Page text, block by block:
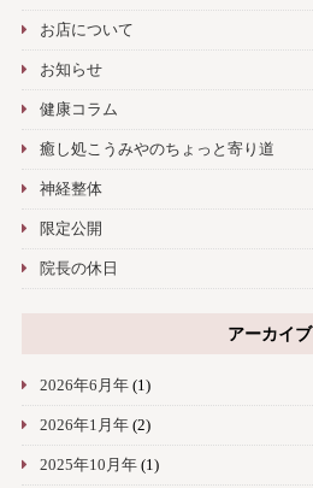
お店について
お知らせ
健康コラム
癒し処こうみやのちょっと寄り道
神経整体
限定公開
院長の休日
アーカイブ
2026年6月年(1)
2026年1月年(2)
2025年10月年(1)